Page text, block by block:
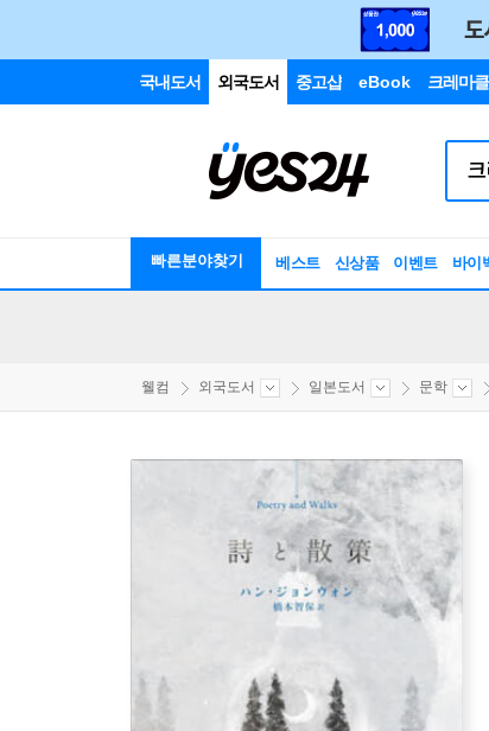
국내도서 외국도서 중고샵 eBook 크레마
빠른분야찾기 베스트 신상품 이벤트 바이
웰컴 외국도서 일본도서 문학